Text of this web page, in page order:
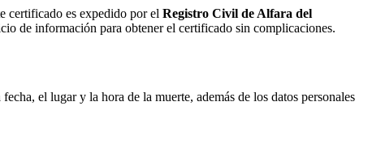
certificado es expedido por el Registro Civil de Alfara del
de información para obtener el certificado sin complicaciones.
el lugar y la hora de la muerte, además de los datos personales